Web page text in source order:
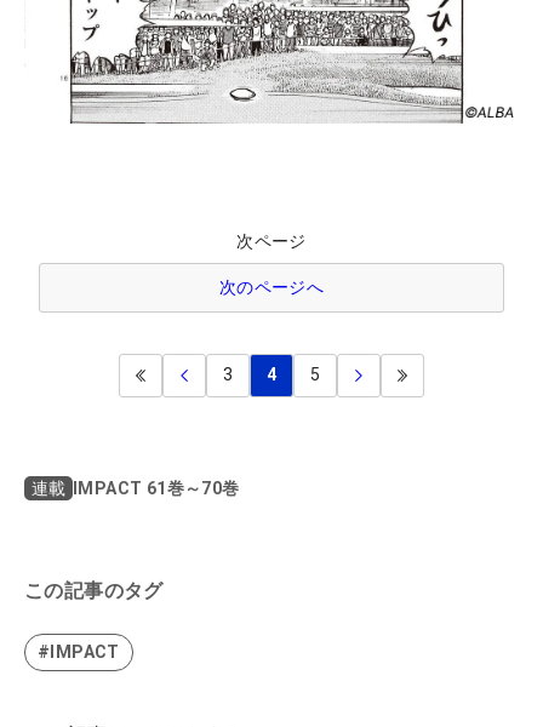
次ページ
次のページへ
3 4 5
連載 IMPACT 61巻～70巻
この記事のタグ
#IMPACT